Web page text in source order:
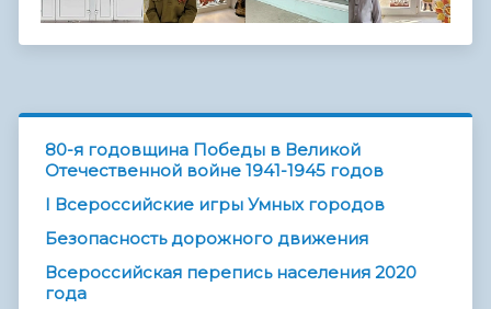
80-я годовщина Победы в Великой
Отечественной войне 1941-1945 годов
I Всероссийские игры Умных городов
Безопасность дорожного движения
Всероссийская перепись населения 2020
года